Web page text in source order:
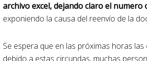
archivo excel, dejando claro el numero
exponiendo la causa del reenvío de la
Se espera que en las próximas horas
debido a estas circundas, muchas